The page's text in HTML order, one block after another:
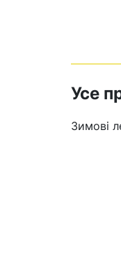
Усе
Зимові